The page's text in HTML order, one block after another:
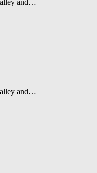
and…
and…